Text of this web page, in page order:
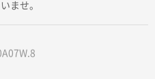
ませ。